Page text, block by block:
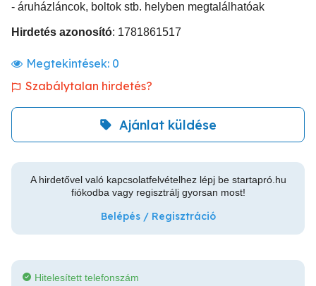
- áruházláncok, boltok stb. helyben megtalálhatóak
Hirdetés azonosító: 1781861517
Megtekintések: 0
Szabálytalan hirdetés?
Ajánlat küldése
A hirdetővel való kapcsolatfelvételhez lépj be startapró.hu
fiókodba vagy regisztrálj gyorsan most!
Belépés / Regisztráció
Hitelesített telefonszám